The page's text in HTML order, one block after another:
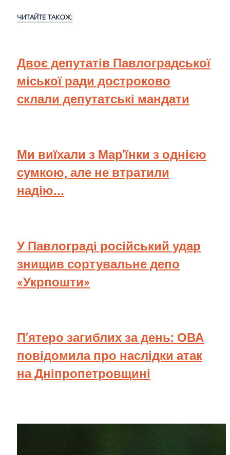
ЧИТАЙТЕ ТАКОЖ:
Двоє депутатів Павлоградської
міської ради достроково
склали депутатські мандати
Ми виїхали з Мар'їнки з однією
сумкою, але не втратили
надію...
У Павлограді російський удар
знищив сортувальне депо
«Укрпошти»
П’ятеро загиблих за день: ОВА
повідомила про наслідки атак
на Дніпропетровщині